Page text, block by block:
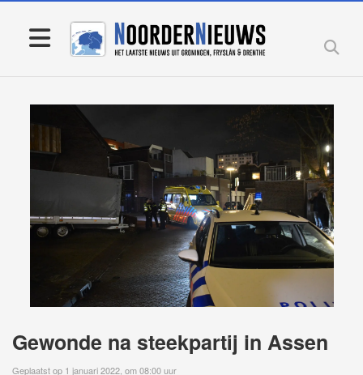
Gewonde na steekpartij in Assen
Geplaatst op 1 januari 2022, om 08:00 uur